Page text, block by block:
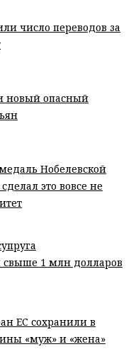
число переводов за
новый опасный
Нобелевской
это вовсе не
свыше 1 млн долларов
ЕС сохранили в
«муж» и «жена»